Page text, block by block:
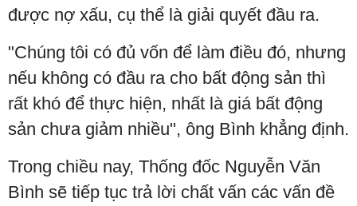
được nợ xấu, cụ thể là giải quyết đầu ra.
"Chúng tôi có đủ vốn để làm điều đó, nhưng
nếu không có đầu ra cho bất động sản thì
rất khó để thực hiện, nhất là giá bất động
sản chưa giảm nhiều", ông Bình khẳng định.
Trong chiều nay, Thống đốc Nguyễn Văn
Bình sẽ tiếp tục trả lời chất vấn các vấn đề